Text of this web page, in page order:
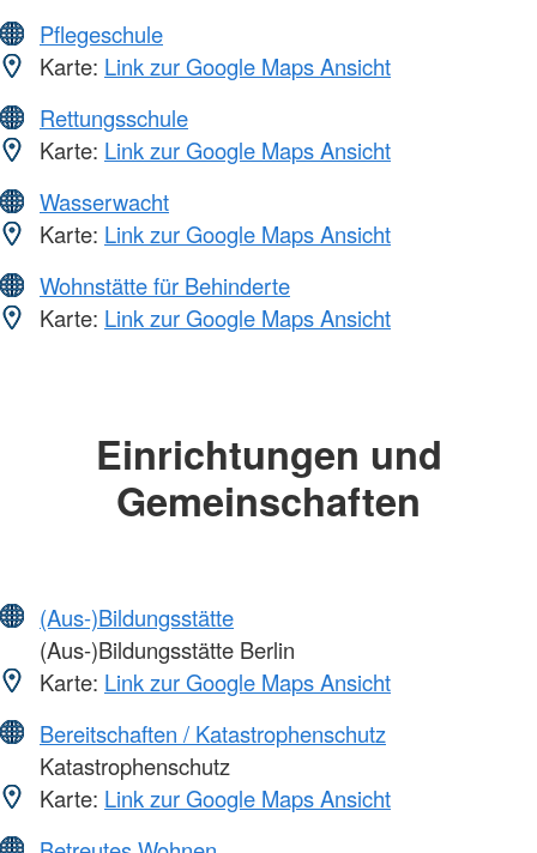
Pflegeschule
Karte: Link zur Google Maps Ansicht
Rettungsschule
Karte: Link zur Google Maps Ansicht
Wasserwacht
Karte: Link zur Google Maps Ansicht
Wohnstätte für Behinderte
Karte: Link zur Google Maps Ansicht
Einrichtungen und
Gemeinschaften
(Aus-)Bildungsstätte
(Aus-)Bildungsstätte Berlin
Karte: Link zur Google Maps Ansicht
Bereitschaften / Katastrophenschutz
Katastrophenschutz
Karte: Link zur Google Maps Ansicht